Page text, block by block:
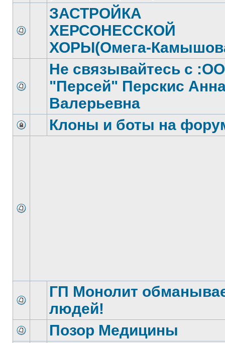
ЗАСТРОЙКА
ХЕРСОНЕССКОЙ
ХОРЫ(Омега-
Не связывайтесь с
"Персей" Перскис
Валерьевна
Клоны и боты на
ГП Монолит
людей!
Позор Медицины